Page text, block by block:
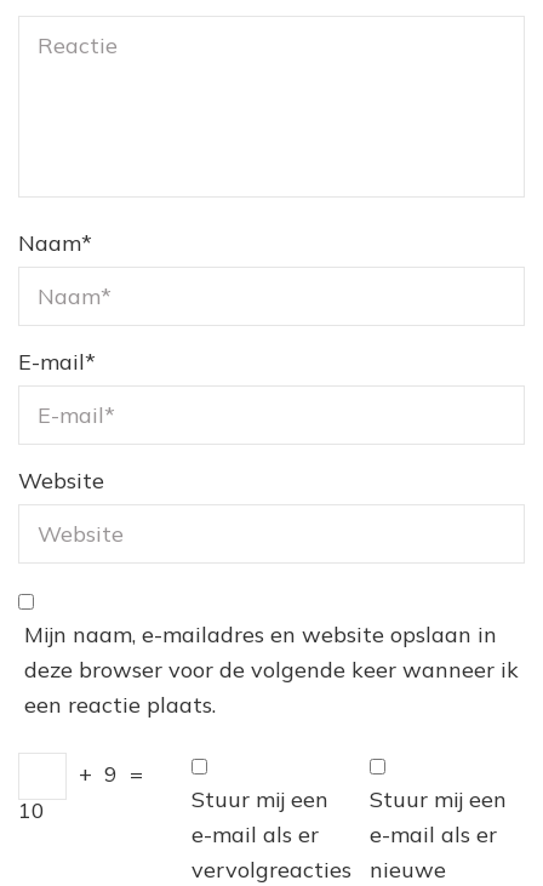
Naam*
E-mail*
Website
Mijn naam, e-mailadres en website opslaan in
deze browser voor de volgende keer wanneer ik
een reactie plaats.
+ 9 =
10
Stuur mij een
e-mail als er
vervolgreacties
Stuur mij een
e-mail als er
nieuwe